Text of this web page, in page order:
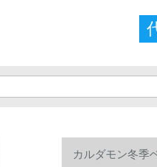
カルダモン冬季